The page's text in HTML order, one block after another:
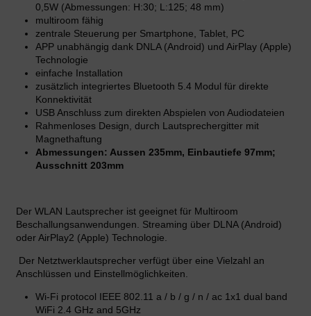
0,5W (Abmessungen: H:30; L:125; 48 mm)
multiroom fähig
zentrale Steuerung per Smartphone, Tablet, PC
APP unabhängig dank DNLA (Android) und AirPlay (Apple)
Technologie
einfache Installation
zusätzlich integriertes Bluetooth 5.4 Modul für direkte
Konnektivität
USB Anschluss zum direkten Abspielen von Audiodateien
Rahmenloses Design, durch Lautsprechergitter mit
Magnethaftung
Abmessungen: Aussen 235mm, Einbautiefe 97mm;
Ausschnitt 203mm
Der WLAN Lautsprecher ist geeignet für Multiroom
Beschallungsanwendungen. Streaming über DLNA (Android)
oder AirPlay2 (Apple) Technologie.
Der Netztwerklautsprecher verfügt über eine Vielzahl an
Anschlüssen und Einstellmöglichkeiten.
Wi-Fi protocol IEEE 802.11 a / b / g / n / ac 1x1 dual band
WiFi 2.4 GHz and 5GHz